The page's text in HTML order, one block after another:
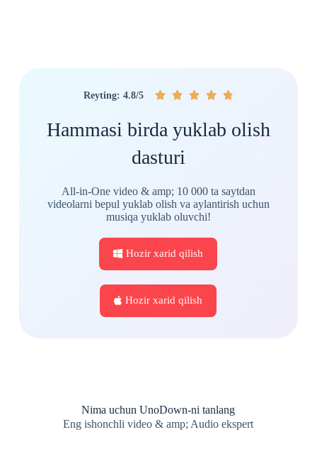
Reyting: 4.8/5     
Hammasi birda yuklab olish
dasturi
All-in-One video & amp; 10 000 ta saytdan
videolarni bepul yuklab olish va aylantirish uchun
musiqa yuklab oluvchi!
Hozir xarid qilish
Hozir xarid qilish
Nima uchun UnoDown-ni tanlang
Eng ishonchli video & amp; Audio ekspert